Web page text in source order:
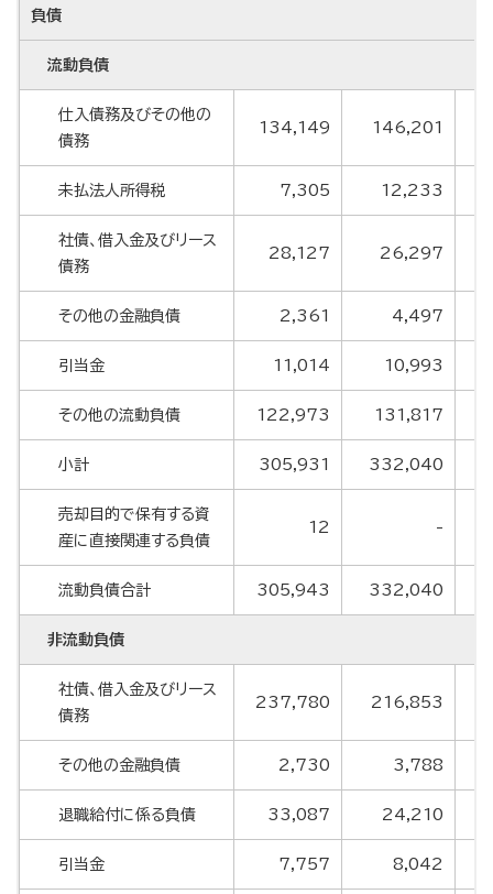
負債
流動負債
仕入債務及びその他の
債務
134,149 146,201
未払法人所得税 7,305 12,233
社債、借入金及びリース
債務
28,127 26,297
その他の金融負債 2,361 4,497
引当金 11,014 10,993
その他の流動負債 122,973 131,817
小計 305,931 332,040
売却目的で保有する資
産に直接関連する負債
12 -
流動負債合計 305,943 332,040
非流動負債
社債、借入金及びリース
債務
237,780 216,853
その他の金融負債 2,730 3,788
退職給付に係る負債 33,087 24,210
引当金 7,757 8,042